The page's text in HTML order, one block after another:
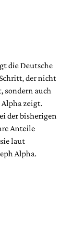
die Deutsche
der nicht
sondern auch
zeigt.
der bisherigen
Anteile
laut
Alpha.